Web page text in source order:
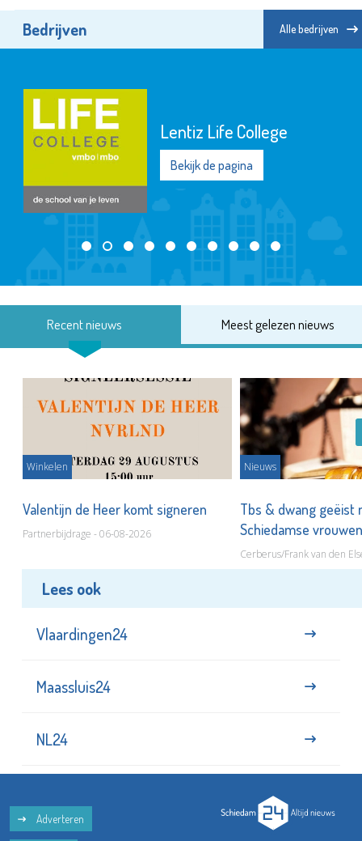
Bedrijven Alle bedrijven
Lentiz Life College
Bekijk de pagina
Recent nieuws Meest gelezen nieuws
Winkelen
Valentijn de Heer komt signeren
Partnerbijdrage - 06-08-2026
Nieuws
Tbs & dwang geëist
Schiedamse
Cerberus/Frank van den
Lees ook
Vlaardingen24
Maassluis24
NL24
Adverteren